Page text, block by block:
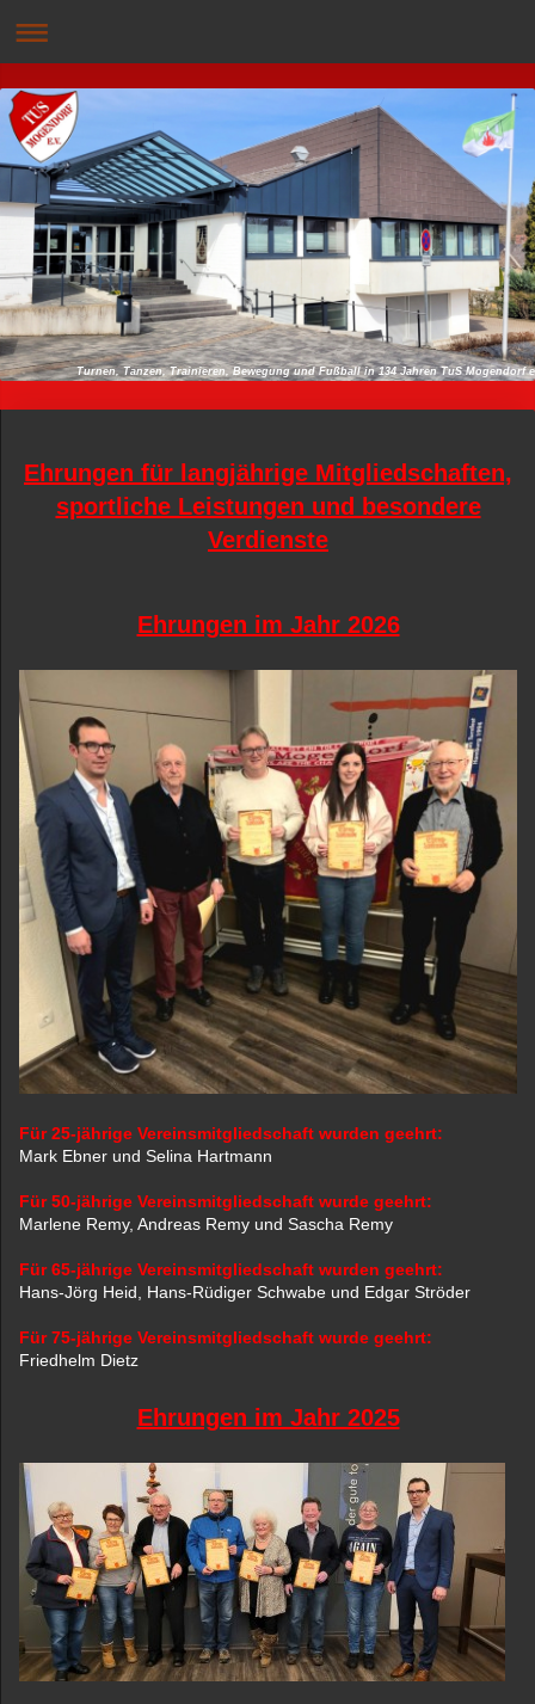
Turnen, Tanzen, Trainieren, Bewegung und Fußball in 134 Jahren TuS
Ehrungen für langjährige Mitgliedschaften,
sportliche Leistungen und besondere
Verdienste
Ehrungen im Jahr 2026
Für 25-jährige Vereinsmitgliedschaft wurden geehrt:
Mark Ebner und Selina Hartmann
Für 50-jährige Vereinsmitgliedschaft wurde geehrt:
Marlene Remy, Andreas Remy und Sascha Remy
Für 65-jährige Vereinsmitgliedschaft wurden geehrt:
Hans-Jörg Heid, Hans-Rüdiger Schwabe und Edgar Ströder
Für 75-jährige Vereinsmitgliedschaft wurde geehrt:
Friedhelm Dietz
Ehrungen im Jahr 2025